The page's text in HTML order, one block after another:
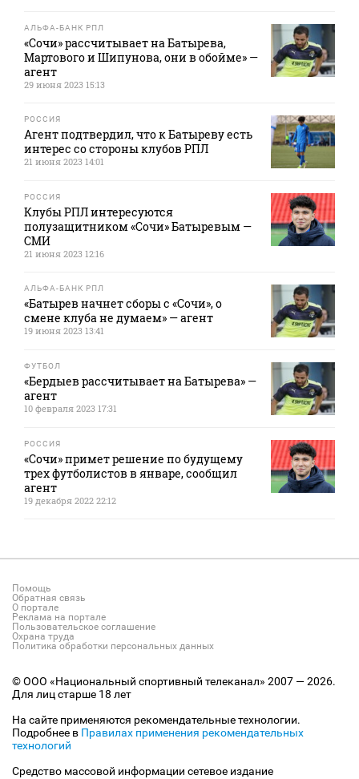
АЛЬФА-БАНК РПЛ
«Сочи» рассчитывает на Батырева,
Мартового и Шипунова, они в обойме» —
агент
29 июня 2023 15:13
РОССИЯ
Агент подтвердил, что к Батыреву есть
интерес со стороны клубов РПЛ
21 июня 2023 14:01
РОССИЯ
Клубы РПЛ интересуются
полузащитником «Сочи» Батыревым —
СМИ
21 июня 2023 12:16
АЛЬФА-БАНК РПЛ
«Батырев начнет сборы с «Сочи», о
смене клуба не думаем» — агент
19 июня 2023 13:41
ФУТБОЛ
«Бердыев рассчитывает на Батырева» —
агент
10 февраля 2023 17:31
РОССИЯ
«Сочи» примет решение по будущему
трех футболистов в январе, сообщил
агент
19 декабря 2022 22:12
Помощь
Обратная связь
О портале
Реклама на портале
Пользовательское соглашение
Охрана труда
Политика обработки персональных данных
© ООО «Национальный спортивный телеканал» 2007 — 2026.
Для лиц старше 18 лет
На сайте применяются рекомендательные технологии.
Подробнее в Правилах применения рекомендательных
технологий
Средство массовой информации сетевое издание